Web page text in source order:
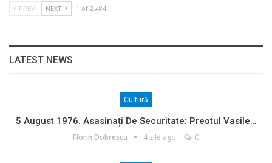
PREV NEXT 1 of 2.484
LATEST NEWS
Cultură
5 August 1976. Asasinați De Securitate: Preotul Vasile…
Florin Dobrescu 4 zile ago 0